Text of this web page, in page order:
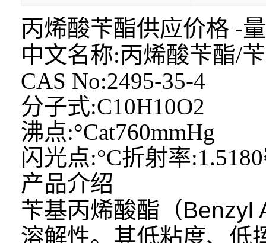
丙烯酸苄酯供应价格 -
中文名称:丙烯酸苄酯/
CAS No:2495-35-4
分子式:C10H10O2
沸点:°Cat760mmHg
闪光点:°C折射率:1.5180
产品介绍
苄基丙烯酸酯（Benzyl
溶解性。其低粘度、低